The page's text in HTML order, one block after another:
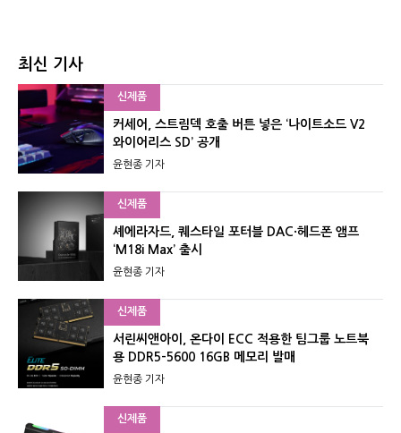
최신 기사
신제품
커세어, 스트림덱 호출 버튼 넣은 ‘나이트소드 V2
와이어리스 SD’ 공개
윤현종 기자
신제품
셰에라자드, 퀘스타일 포터블 DAC·헤드폰 앰프
‘M18i Max’ 출시
윤현종 기자
신제품
서린씨앤아이, 온다이 ECC 적용한 팀그룹 노트북
용 DDR5-5600 16GB 메모리 발매
윤현종 기자
신제품